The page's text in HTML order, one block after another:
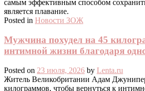
самым эффективным способом
является плавание.
Posted in Новости ЗОЖ
Мужчина похудел на 45
интимной жизни благодаря
Posted on 23 июля, 2026 by Lenta.ru
Житель Великобритании Адам
килограммов, чтобы вернуться к